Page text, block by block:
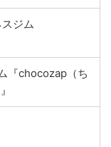
ジム
『chocozap（ち